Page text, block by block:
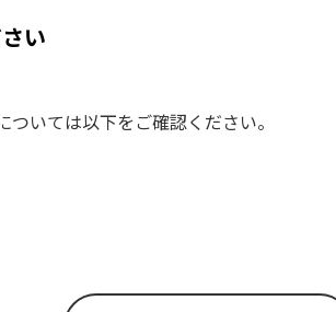
い
いては以下をご確認ください。